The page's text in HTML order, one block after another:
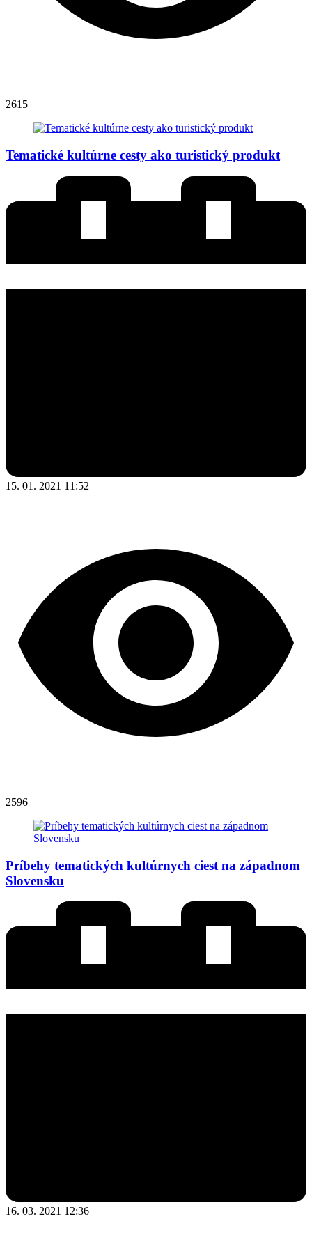
2615
Tematické kultúrne cesty ako turistický produkt
15. 01. 2021 11:52
2596
Príbehy tematických kultúrnych ciest na západnom
Slovensku
16. 03. 2021 12:36